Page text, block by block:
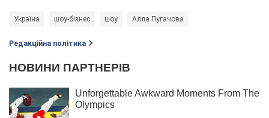
Україна шоу-бізнес шоу Алла Пугачова
Редакційна політика